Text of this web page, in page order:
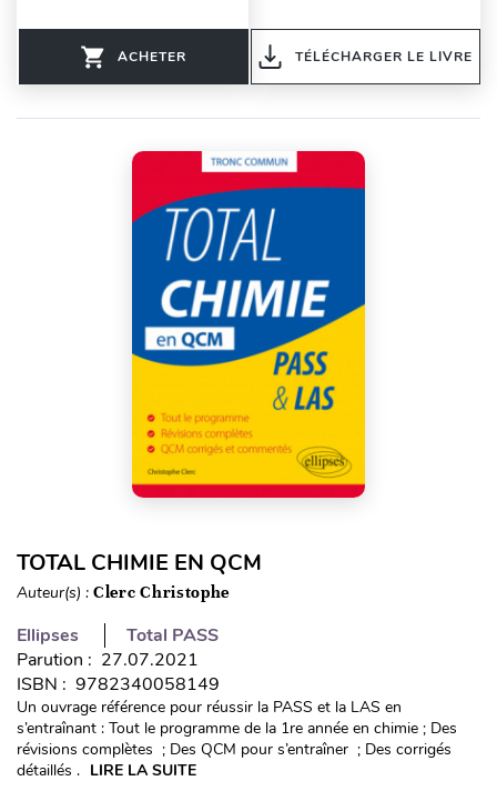
ACHETER TÉLÉCHARGER LE LIVRE
TOTAL CHIMIE EN QCM
Auteur(s) : Clerc Christophe
Ellipses
Total PASS
Parution : 27.07.2021
ISBN : 9782340058149
Un ouvrage référence pour réussir la PASS et la LAS en
s’entraînant : Tout le programme de la 1re année en chimie ; Des
révisions complètes ; Des QCM pour s’entraîner ; Des corrigés
détaillés . LIRE LA SUITE